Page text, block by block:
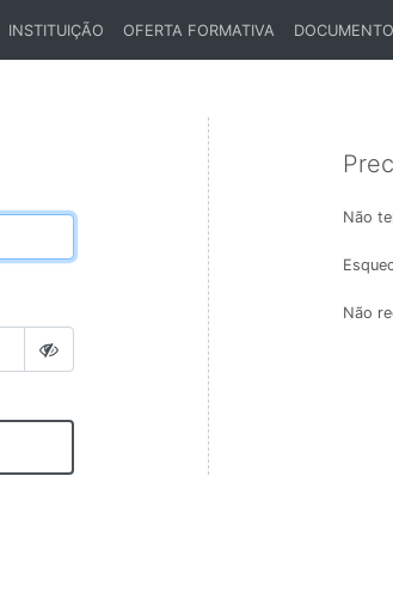
INSTITUIÇÃO OFERTA FORMATIVA
Não
Não